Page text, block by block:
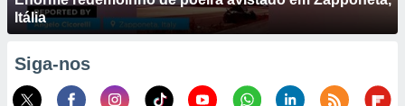
Itália
Siga-nos